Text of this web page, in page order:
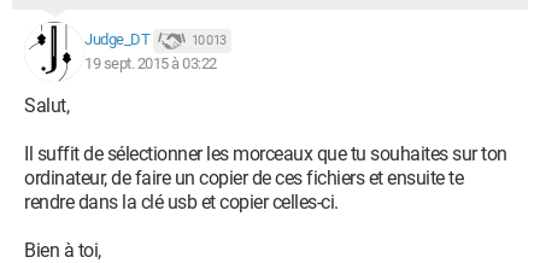
Judge_DT 10 013
19 sept. 2015 à 03:22
Salut,
Il suffit de sélectionner les morceaux que tu souhaites sur ton
ordinateur, de faire un copier de ces fichiers et ensuite te
rendre dans la clé usb et copier celles-ci.
Bien à toi,